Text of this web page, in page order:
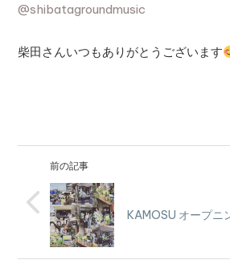
@shibatagroundmusic
柴田さんいつもありがとうございます
前の記事
KAMOSU オープニ